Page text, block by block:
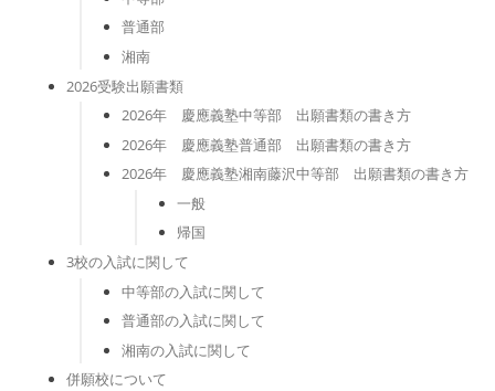
普通部
湘南
2026受験出願書類
2026年 慶應義塾中等部 出願書類の書き方
2026年 慶應義塾普通部 出願書類の書き方
2026年 慶應義塾湘南藤沢中等部 出願書類の書き方
一般
帰国
3校の入試に関して
中等部の入試に関して
普通部の入試に関して
湘南の入試に関して
併願校について